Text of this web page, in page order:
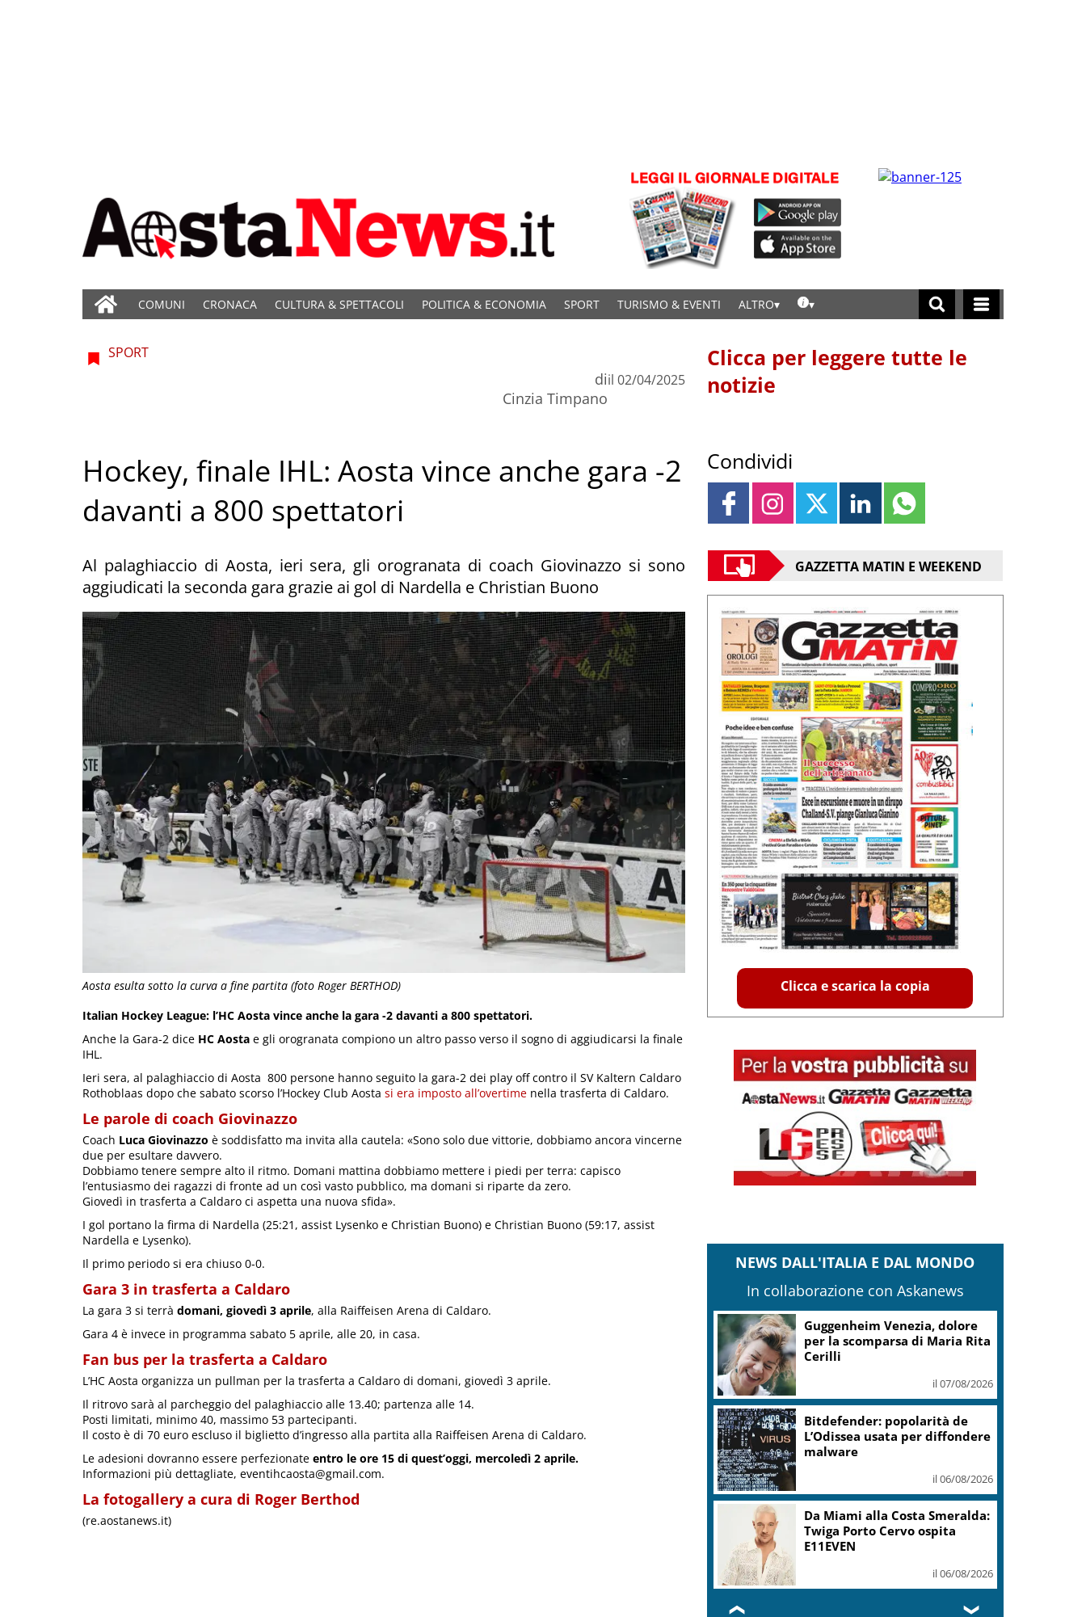
COMUNI CRONACA CULTURA & SPETTACOLI POLITICA & ECONOMIA SPORT TURISMO & EVENTI ALTRO
Aosta esulta sotto la curva a fine partita (foto Roger BERTHOD)
SPORT
di
Cinzia Timpano
il 02/04/2025
Hockey, finale IHL: Aosta vince anche gara -2
davanti a 800 spettatori
Al palaghiaccio di Aosta, ieri sera, gli orogranata di coach Giovinazzo si sono
aggiudicati la seconda gara grazie ai gol di Nardella e Christian Buono
Italian Hockey League: l’HC Aosta vince anche la gara -2 davanti a 800 spettatori.
Anche la Gara-2 dice HC Aosta e gli orogranata compiono un altro passo verso il sogno di aggiudicarsi la finale
IHL.
Ieri sera, al palaghiaccio di Aosta 800 persone hanno seguito la gara-2 dei play off contro il SV Kaltern Caldaro
Rothoblaas dopo che sabato scorso l’Hockey Club Aosta si era imposto all’overtime nella trasferta di Caldaro.
Le parole di coach Giovinazzo
Coach Luca Giovinazzo è soddisfatto ma invita alla cautela: «Sono solo due vittorie, dobbiamo ancora vincerne
due per esultare davvero.
Dobbiamo tenere sempre alto il ritmo. Domani mattina dobbiamo mettere i piedi per terra: capisco
l’entusiasmo dei ragazzi di fronte ad un così vasto pubblico, ma domani si riparte da zero.
Giovedì in trasferta a Caldaro ci aspetta una nuova sfida».
I gol portano la firma di Nardella (25:21, assist Lysenko e Christian Buono) e Christian Buono (59:17, assist
Nardella e Lysenko).
Il primo periodo si era chiuso 0-0.
Gara 3 in trasferta a Caldaro
La gara 3 si terrà domani, giovedì 3 aprile, alla Raiffeisen Arena di Caldaro.
Gara 4 è invece in programma sabato 5 aprile, alle 20, in casa.
Fan bus per la trasferta a Caldaro
L’HC Aosta organizza un pullman per la trasferta a Caldaro di domani, giovedì 3 aprile.
Il ritrovo sarà al parcheggio del palaghiaccio alle 13.40; partenza alle 14.
Posti limitati, minimo 40, massimo 53 partecipanti.
Il costo è di 70 euro escluso il biglietto d’ingresso alla partita alla Raiffeisen Arena di Caldaro.
Le adesioni dovranno essere perfezionate entro le ore 15 di quest’oggi, mercoledì 2 aprile.
Informazioni più dettagliate, eventihcaosta@gmail.com.
La fotogallery a cura di Roger Berthod
(re.aostanews.it)
Clicca per leggere tutte le
notizie
Condividi
GAZZETTA MATIN E WEEKEND
Clicca e scarica la copia
NEWS DALL'ITALIA E DAL MONDO
In collaborazione con Askanews
Guggenheim Venezia, dolore
per la scomparsa di Maria Rita
Cerilli
il 07/08/2026
Bitdefender: popolarità de
L’Odissea usata per diffondere
malware
il 06/08/2026
Da Miami alla Costa Smeralda:
Twiga Porto Cervo ospita
E11EVEN
il 06/08/2026
❮ ❯